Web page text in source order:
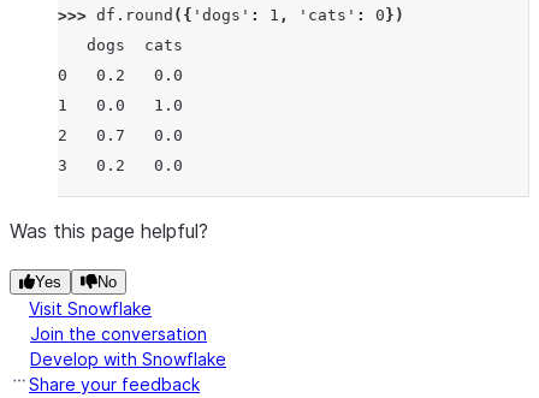
>>> df . round ({ 'dogs' : 1 , 'cats' : 0 })
   dogs  cats
0   0.2   0.0
1   0.0   1.0
2   0.7   0.0
3   0.2   0.0
Was this page helpful?
Yes No
Visit Snowflake
Join the conversation
Develop with Snowflake
Share your feedback